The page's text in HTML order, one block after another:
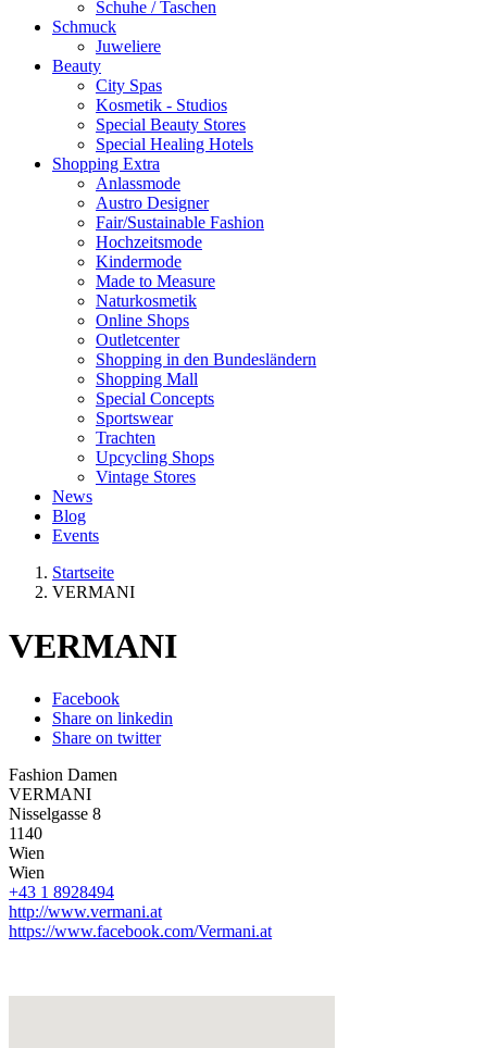
Schuhe / Taschen
Schmuck
Juweliere
Beauty
City Spas
Kosmetik - Studios
Special Beauty Stores
Special Healing Hotels
Shopping Extra
Anlassmode
Austro Designer
Fair/Sustainable Fashion
Hochzeitsmode
Kindermode
Made to Measure
Naturkosmetik
Online Shops
Outletcenter
Shopping in den Bundesländern
Shopping Mall
Special Concepts
Sportswear
Trachten
Upcycling Shops
Vintage Stores
News
Blog
Events
Startseite
VERMANI
VERMANI
Facebook
Share on linkedin
Share on twitter
Fashion Damen
VERMANI
Nisselgasse 8
1140
Wien
Wien
+43 1 8928494
http://www.vermani.at
https://www.facebook.com/Vermani.at